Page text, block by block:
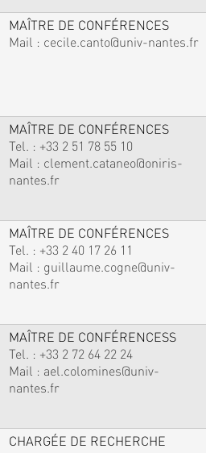
MAÎTRE DE CONFÉRENCES
Mail : cecile.canto@univ-nantes.fr
MAÎTRE DE CONFÉRENCES
Tel. : +33 2 51 78 55 10
Mail : clement.cataneo@oniris-
nantes.fr
MAÎTRE DE CONFÉRENCES
Tel. : +33 2 40 17 26 11
Mail : guillaume.cogne@univ-
nantes.fr
MAÎTRE DE CONFÉRENCESS
Tel. : +33 2 72 64 22 24
Mail : ael.colomines@univ-
nantes.fr
CHARGÉE DE RECHERCHE